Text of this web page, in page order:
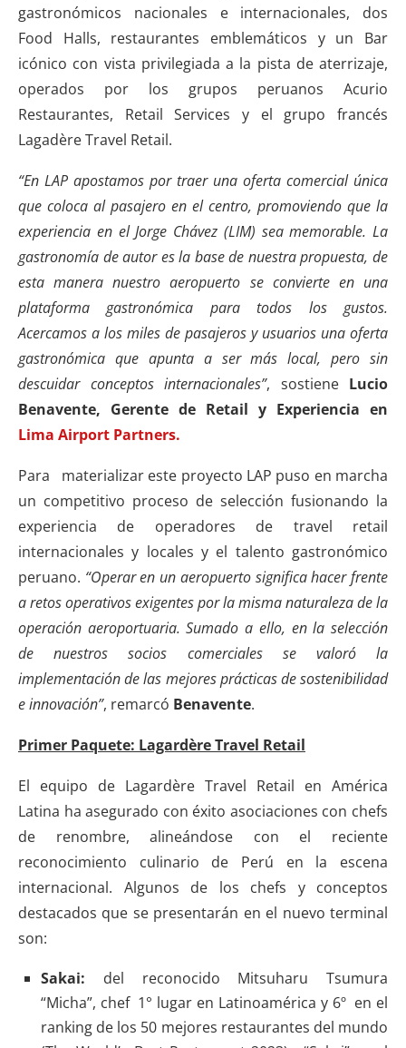
gastronómicos nacionales e internacionales, dos
Food Halls, restaurantes emblemáticos y un Bar
icónico con vista privilegiada a la pista de aterrizaje,
operados por los grupos peruanos Acurio
Restaurantes, Retail Services y el grupo francés
Lagadère Travel Retail.
“En LAP apostamos por traer una oferta comercial única
que coloca al pasajero en el centro, promoviendo que la
experiencia en el Jorge Chávez (LIM) sea memorable. La
gastronomía de autor es la base de nuestra propuesta, de
esta manera nuestro aeropuerto se convierte en una
plataforma gastronómica para todos los gustos.
Acercamos a los miles de pasajeros y usuarios una oferta
gastronómica que apunta a ser más local, pero sin
descuidar conceptos internacionales”, sostiene Lucio
Benavente, Gerente de Retail y Experiencia en
Lima Airport Partners.
Para materializar este proyecto LAP puso en marcha
un competitivo proceso de selección fusionando la
experiencia de operadores de travel retail
internacionales y locales y el talento gastronómico
peruano. “Operar en un aeropuerto significa hacer frente
a retos operativos exigentes por la misma naturaleza de la
operación aeroportuaria. Sumado a ello, en la selección
de nuestros socios comerciales se valoró la
implementación de las mejores prácticas de sostenibilidad
e innovación”, remarcó Benavente.
Primer Paquete: Lagardère Travel Retail
El equipo de Lagardère Travel Retail en América
Latina ha asegurado con éxito asociaciones con chefs
de renombre, alineándose con el reciente
reconocimiento culinario de Perú en la escena
internacional. Algunos de los chefs y conceptos
destacados que se presentarán en el nuevo terminal
son:
Sakai: del reconocido Mitsuharu Tsumura
“Micha”, chef 1° lugar en Latinoamérica y 6º en el
ranking de los 50 mejores restaurantes del mundo